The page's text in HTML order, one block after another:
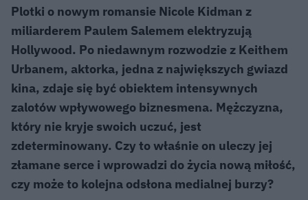
Plotki o nowym romansie Nicole Kidman z
miliarderem Paulem Salemem elektryzują
Hollywood. Po niedawnym rozwodzie z Keithem
Urbanem, aktorka, jedna z największych gwiazd
kina, zdaje się być obiektem intensywnych
zalotów wpływowego biznesmena. Mężczyzna,
który nie kryje swoich uczuć, jest
zdeterminowany. Czy to właśnie on uleczy jej
złamane serce i wprowadzi do życia nową miłość,
czy może to kolejna odsłona medialnej burzy?